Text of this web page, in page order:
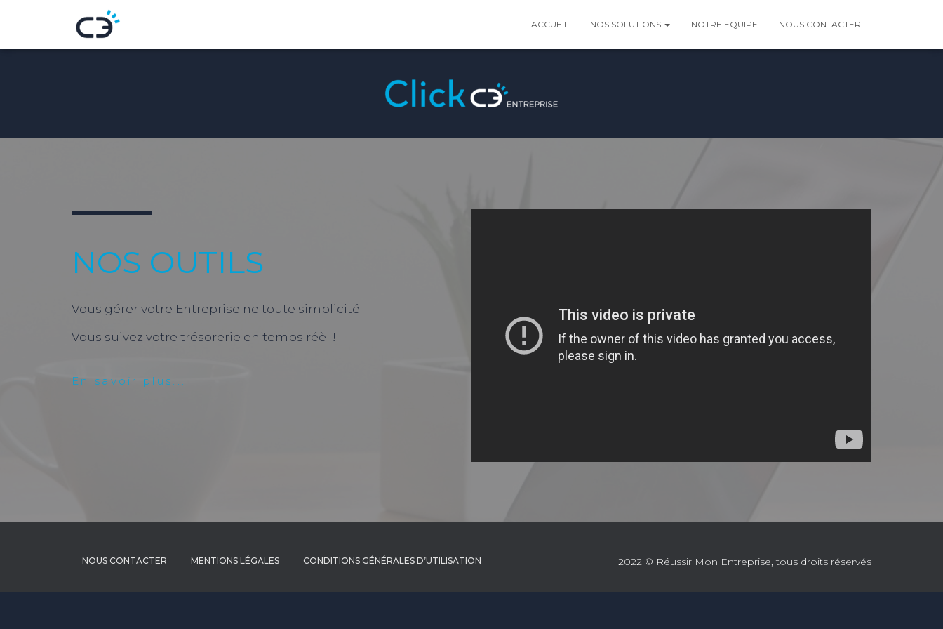
ACCUEIL NOS SOLUTIONS NOTRE EQUIPE NOUS CONTACTER
NOS OUTILS
Vous gérer votre Entreprise ne toute simplicité.
Vous suivez votre trésorerie en temps réèl !
En savoir plus...
NOUS CONTACTER MENTIONS LÉGALES CONDITIONS GÉNÉRALES D’UTILISATION 2022 © Réussir Mon Entreprise, tous droits réservés